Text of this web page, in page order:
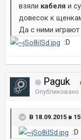
взяли кабеля и
довесок к
Да с ними
:D
Paguk
Опубликовано
В 18.09.2015 в
:D